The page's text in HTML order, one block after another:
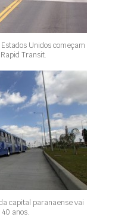
Unidos começam
Transit.
capital paranaense vai
anos.